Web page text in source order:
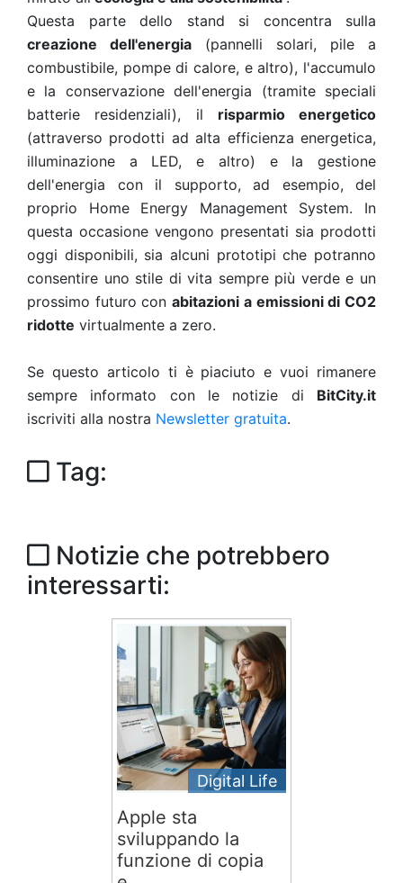
Questa parte dello stand si concentra sulla
creazione dell'energia (pannelli solari, pile a
combustibile, pompe di calore, e altro), l'accumulo
e la conservazione dell'energia (tramite speciali
batterie residenziali), il risparmio energetico
(attraverso prodotti ad alta efficienza energetica,
illuminazione a LED, e altro) e la gestione
dell'energia con il supporto, ad esempio, del
proprio Home Energy Management System. In
questa occasione vengono presentati sia prodotti
oggi disponibili, sia alcuni prototipi che potranno
consentire uno stile di vita sempre più verde e un
prossimo futuro conabitazioni a emissioni di CO2
ridotte virtualmente a zero.
Se questo articolo ti è piaciuto e vuoi rimanere
sempre informato con le notizie di BitCity.it
iscriviti alla nostra Newsletter gratuita.
Tag:
Notizie che potrebbero
interessarti:
Digital Life
Apple sta
sviluppando la
funzione di copia